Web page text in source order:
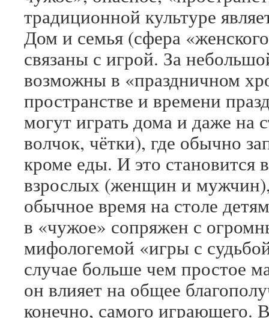
традиционной культуре
Дом и семья (сфера
связаны с игрой. За
возможны в «праздничном
пространстве и времени
могут играть дома и даже на
волчок, чётки), где обычно
кроме еды. И это становится
взрослых (женщин и
обычное время на столе
в «чужое» сопряжен с
мифологемой «игры с
случае больше чем простое
он влияет на общее
конечно, самого играющего.